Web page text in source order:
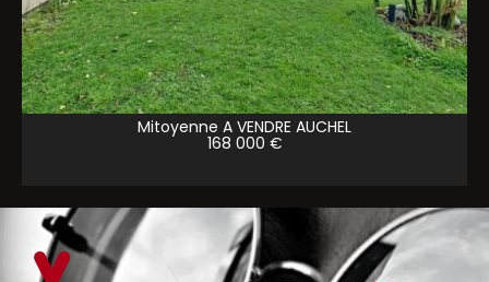
Mitoyenne A VENDRE AUCHEL
168 000 €